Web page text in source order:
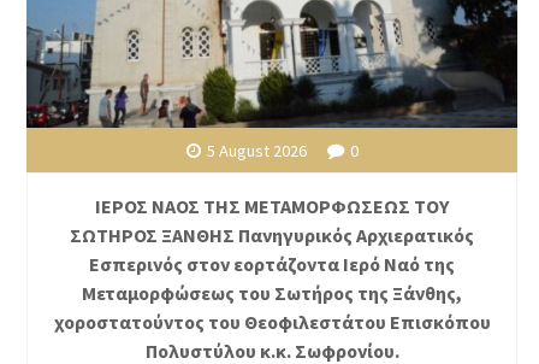
5 August 2026 0
ΙΕΡΟΣ ΝΑΟΣ ΤΗΣ ΜΕΤΑΜΟΡΦΩΣΕΩΣ ΤΟΥ
ΣΩΤΗΡΟΣ ΞΑΝΘΗΣ Πανηγυρικός Αρχιερατικός
Εσπερινός στον εορτάζοντα Ιερό Ναό της
Μεταμορφώσεως του Σωτήρος της Ξάνθης,
χοροστατούντος του Θεοφιλεστάτου Επισκόπου
Πολυστύλου κ.κ. Σωφρονίου.